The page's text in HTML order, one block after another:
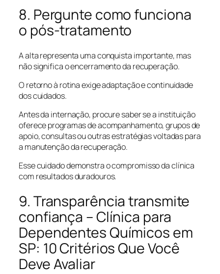
8. Pergunte como funciona
o pós-tratamento
A alta representa uma conquista importante, mas
não significa o encerramento da recuperação.
O retorno à rotina exige adaptação e continuidade
dos cuidados.
Antes da internação, procure saber se a instituição
oferece programas de acompanhamento, grupos de
apoio, consultas ou outras estratégias voltadas para
a manutenção da recuperação.
Esse cuidado demonstra o compromisso da clínica
com resultados duradouros.
9. Transparência transmite
confiança – Clínica para
Dependentes Químicos em
SP: 10 Critérios Que Você
Deve Avaliar